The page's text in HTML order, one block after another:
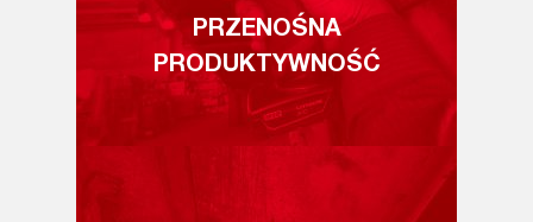
PRZENOŚNA
PRODUKTYWNOŚĆ